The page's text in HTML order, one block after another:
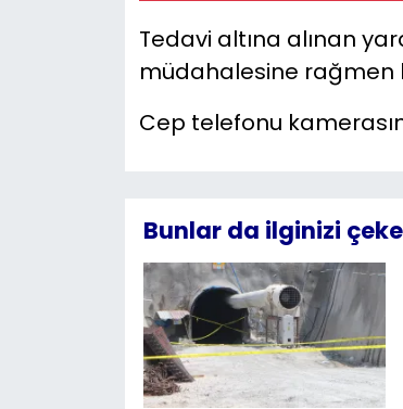
Tedavi altına alınan
müdahalesine rağmen
Cep telefonu
Bunlar da ilginizi